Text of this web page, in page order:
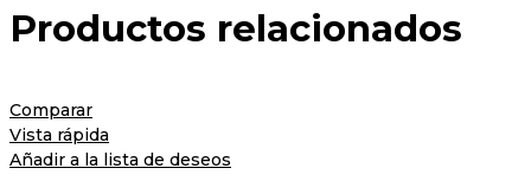
Productos relacionados
Comparar
Vista rápida
Añadir a la lista de deseos